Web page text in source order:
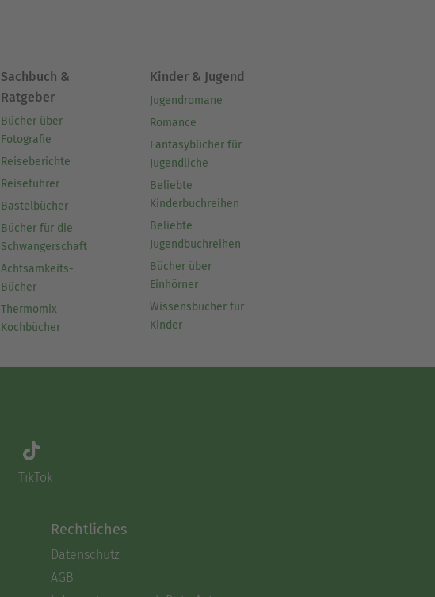
Sachbuch &
Ratgeber
Bücher über
Fotografie
Reiseberichte
Reiseführer
Bastelbücher
Bücher für die
Schwangerschaft
Achtsamkeits-
Bücher
Thermomix
Kochbücher
Kinder & Jugend
Jugendromane
Romance
Fantasybücher für
Jugendliche
Beliebte
Kinderbuchreihen
Beliebte
Jugendbuchreihen
Bücher über
Einhörner
Wissensbücher für
Kinder
TikTok
Rechtliches
Datenschutz
AGB